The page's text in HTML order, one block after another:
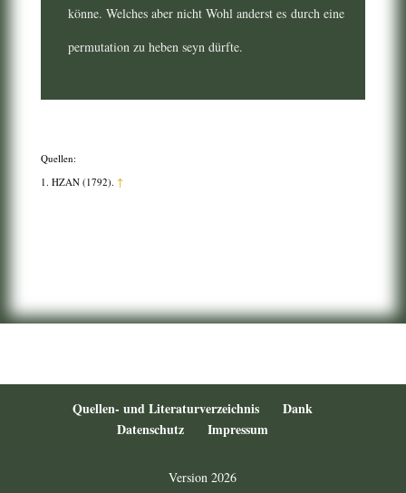
könne. Welches aber nicht Wohl anderst es durch eine
permutation zu heben seyn dürfte.
Quellen:
HZAN (1792). ↑
Quellen- und Literaturverzeichnis
Dank
Datenschutz
Impressum
Version 2026